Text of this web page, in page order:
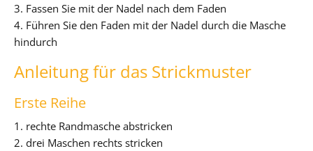
3. Fassen Sie mit der Nadel nach dem Faden
4. Führen Sie den Faden mit der Nadel durch die Masche
hindurch
Anleitung für das Strickmuster
Erste Reihe
1. rechte Randmasche abstricken
2. drei Maschen rechts stricken